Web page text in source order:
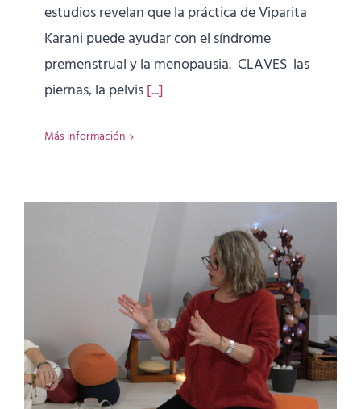
estudios revelan que la práctica de Viparita
Karani puede ayudar con el síndrome
premenstrual y la menopausia. CLAVES las
piernas, la pelvis[...]
Más información